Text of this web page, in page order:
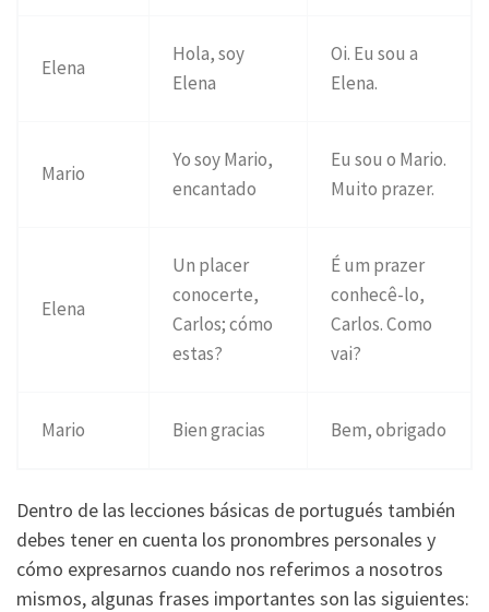
Elena
Hola, soy
Elena
Oi. Eu sou a
Elena.
Mario
Yo soy Mario,
encantado
Eu sou o Mario.
Muito prazer.
Elena
Un placer
conocerte,
Carlos; cómo
estas?
É um prazer
conhecê-lo,
Carlos. Como
vai?
Mario Bien gracias Bem, obrigado
Dentro de las lecciones básicas de portugués también
debes tener en cuenta los pronombres personales y
cómo expresarnos cuando nos referimos a nosotros
mismos, algunas frases importantes son las siguientes: